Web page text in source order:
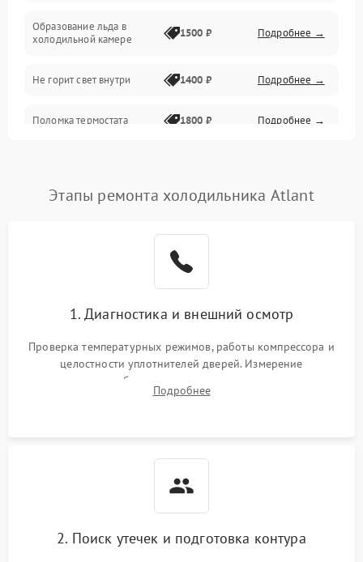
Образование льда в
холодильной камере
1500 ₽ Подробнее →
Не горит свет внутри 1400 ₽ Подробнее →
Поломка термостата 1800 ₽ Подробнее →
Поломка системы No Frost 2600 ₽ Подробнее →
работе
2000 ₽ Подробнее →
1000 ₽
1800 ₽
Этапы ремонта холодильника Atlant
1. Диагностика и внешний осмотр
Проверка температурных режимов, работы компрессора и
целостности уплотнителей дверей. Измерение
сопротивления обмоток мотора, проверка термостата и
считывание кодов ошибок с электронного дисплея.
Подробнее
2. Поиск утечек и подготовка контура